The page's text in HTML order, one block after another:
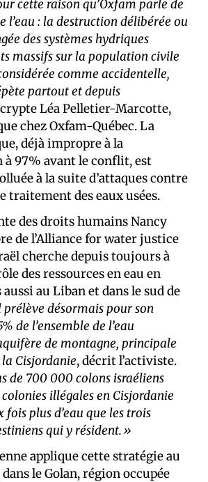
cette raison qu’Oxfam parle de
: la destruction délibérée ou
des systèmes hydriques
massifs sur la population civile
comme accidentelle,
partout et depuis
Léa Pelletier-Marcotte,
chez Oxfam-Québec. La
déjà impropre à la
97% avant le conflit, est
à la suite d’attaques contre
traitement des eaux usées.
des droits humains Nancy
de l’Alliance for water justice
cherche depuis toujours à
des ressources en eau en
au Liban et dans le sud de
prélève désormais pour son
de l’ensemble de l’eau
de montagne, principale
la Cisjordanie, décrit l’activiste.
de 700 000 colons israéliens
illégales en Cisjordanie
plus d’eau que les trois
qui y résident.»
applique cette stratégie au
le Golan, région occupée